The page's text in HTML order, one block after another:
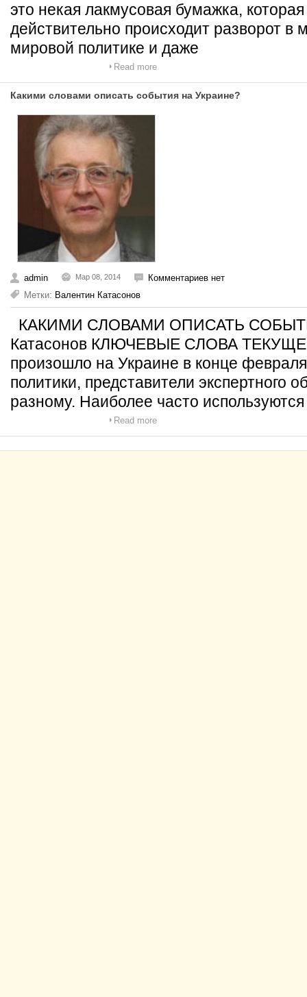
это некая лакмусовая бумажка,
действительно происходит разворот в
мировой политике и даже
Read more
Какими словами описать события на Украине?
admin Мар 08, 2014
Комментариев нет
Метки: Валентин Катасонов
КАКИМИ СЛОВАМИ ОПИСАТЬ
Катасонов КЛЮЧЕВЫЕ СЛОВА
произошло на Украине в конце
политики, представители экспертного
разному. Наиболее часто используются
Read more